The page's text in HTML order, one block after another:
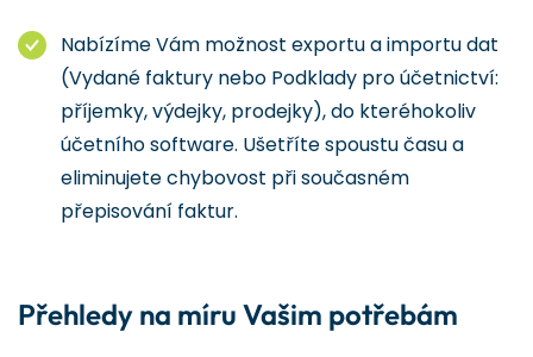
Nabízíme Vám možnost exportu a importu dat
(Vydané faktury nebo Podklady pro účetnictví:
příjemky, výdejky, prodejky), do kteréhokoliv
účetního software. Ušetříte spoustu času a
eliminujete chybovost při současném
přepisování faktur.
Přehledy na míru Vašim potřebám